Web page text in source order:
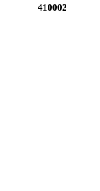
410002